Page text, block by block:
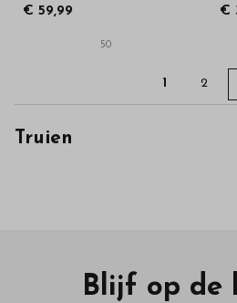
€ 59,99
50
€
1 2
Truien
Blijf op de